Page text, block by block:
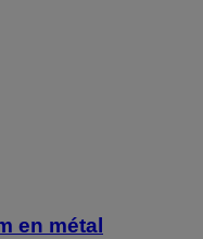
en métal